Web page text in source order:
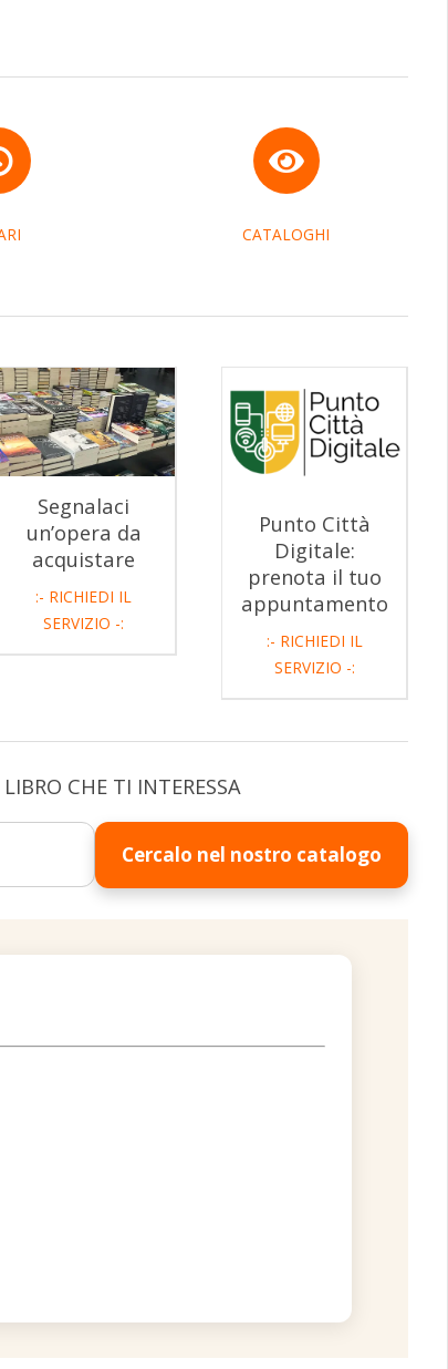
CATALOGHI
Segnalaci
un’opera da
acquistare
:- RICHIEDI IL
SERVIZIO -:
Punto Città
Digitale:
prenota il tuo
appuntamento
:- RICHIEDI IL
SERVIZIO -:
CHE TI INTERESSA
Cercalo nel nostro catalogo